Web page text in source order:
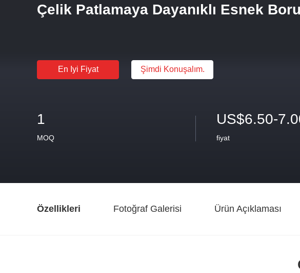
Çelik Patlamaya Dayanıklı Esnek
En Iyi Fiyat Şimdi Konuşalım.
1
MOQ
US$6.50-
fiyat
Özellikleri Fotoğraf Galerisi Ürün Açıklaması